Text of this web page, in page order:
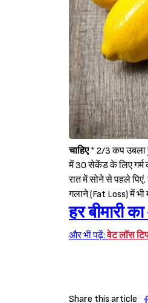
चाहिए* 2/3 कप उबला
में 30 सेकेंड के लिए गर्म
रात में सोने से पहले पिएं.
गलाने (Fat Loss) में भी
हर बीमारी
और भी पढ़ें:वेट लॉस
Share this article